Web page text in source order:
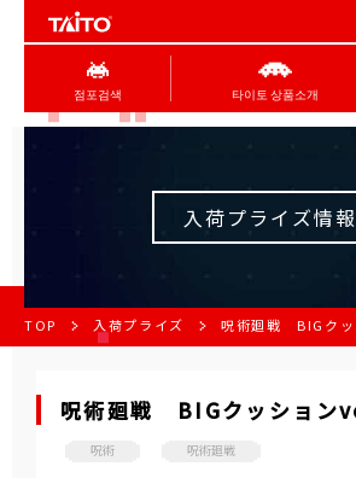
점포검색 타이토 상품소개
入荷プライズ情報
TOP 入荷プライズ 呪術廻戦 BIGク
呪術廻戦 BIGクッション
呪術 呪術廻戦